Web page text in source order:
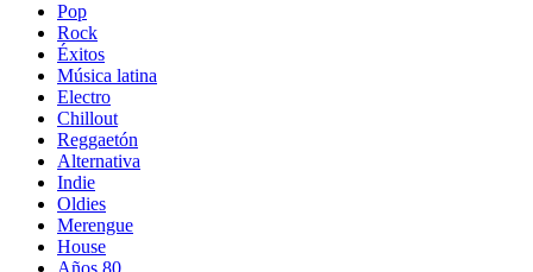
Pop
Rock
Éxitos
Música latina
Electro
Chillout
Reggaetón
Alternativa
Indie
Oldies
Merengue
House